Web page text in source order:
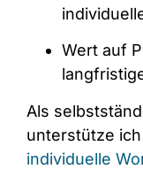
Wert auf
Als
unterstütze
individuelle